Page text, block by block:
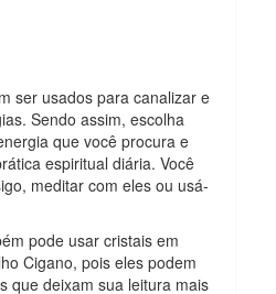
ser usados para canalizar e
Sendo assim, escolha
que você procura e
espiritual diária. Você
meditar com eles ou usá-
pode usar cristais em
Cigano, pois eles podem
que deixam sua leitura mais